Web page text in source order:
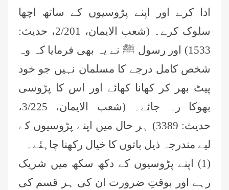
ادا کرے اور اپنے پڑوسیوں کے ساتھ اچھا
سلوک کرے۔ (شعب الایمان، 2/201، حدیث:
1533) اور رسول ﷺ نے یہ بھی فرمایا کہ وہ
شخص کامل درجے کا مسلمان نہیں جو خود
پیٹ بھر کر کھانا کھائے اور اس کا پڑوسی
بھوکا رہ جائے۔ (شعب الایمان، 3/225،
حدیث: 3389) ہر حال میں اپنے پڑوسیوں کے
لیے مندرجہ ذیل باتوں کا خیال رکھنا چاہئے۔
(1) اپنے پڑوسیوں کے دکھ سکھ میں شریک
رہے اور بوقتِ ضرورت ان کی ہر قسم کی